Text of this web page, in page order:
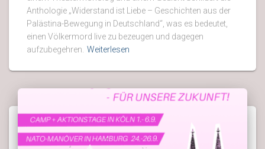
Anthologie „Widerstand ist Liebe – Geschichten aus der
Palästina-Bewegung in Deutschland“, was es bedeutet,
einen Völkermord live zu bezeugen und dagegen
aufzubegehren. Weiterlesen